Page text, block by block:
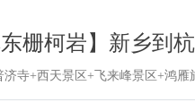
东栅柯岩】新乡到
寺+西天景区+飞来峰景区+鸿雁